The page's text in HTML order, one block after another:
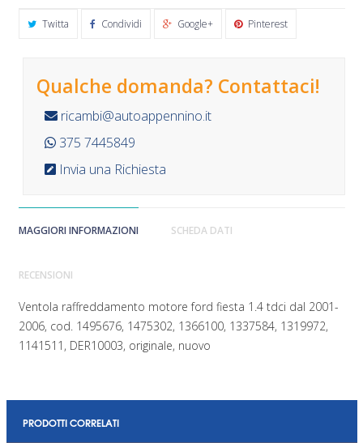
Twitta Condividi Google+ Pinterest
Qualche domanda? Contattaci!
ricambi@autoappennino.it
375 7445849
Invia una Richiesta
MAGGIORI INFORMAZIONI SCHEDA DATI
RECENSIONI
Ventola raffreddamento motore ford fiesta 1.4 tdci dal 2001-
2006, cod. 1495676, 1475302, 1366100, 1337584, 1319972,
1141511, DER10003, originale, nuovo
PRODOTTI CORRELATI